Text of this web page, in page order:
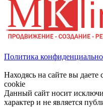
Политика
Находясь на сайте вы даете
cookie
Данный сайт носит
характер и не является